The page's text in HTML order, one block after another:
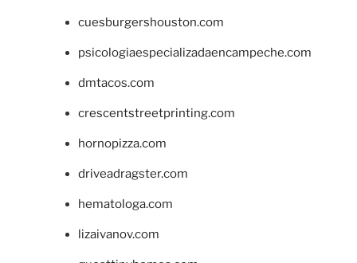
cuesburgershouston.com
psicologiaespecializadaencampeche.com
dmtacos.com
crescentstreetprinting.com
hornopizza.com
driveadragster.com
hematologa.com
lizaivanov.com